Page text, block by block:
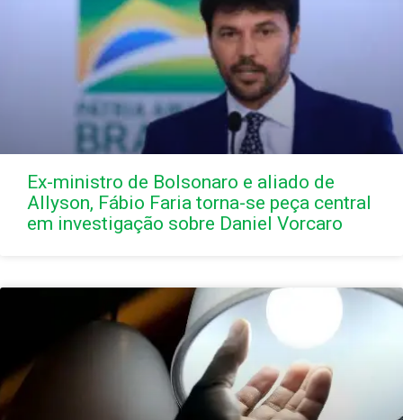
Ex-ministro de Bolsonaro e aliado de
Allyson, Fábio Faria torna-se peça central
em investigação sobre Daniel Vorcaro